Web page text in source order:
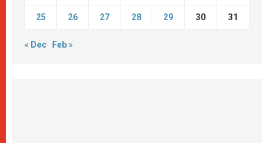
25 26 27 28 29 30 31
« Dec Feb »